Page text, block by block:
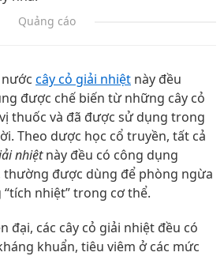
Quảng cáo
cây cỏ giải nhiệt này đều
được chế biến từ những cây cỏ
thuốc và đã được sử dụng trong
Theo dược học cổ truyền, tất cả
nhiệtnày đều có công dụng
được dùng để phòng ngừa
nhiệt” trong cơ thể.
đại, các cây cỏ giải nhiệt đều có
khuẩn, tiêu viêm ở các mức